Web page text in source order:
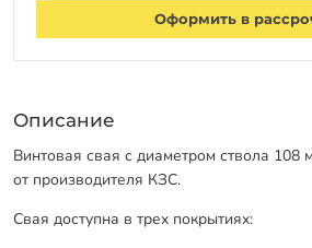
Оформить в
Описание
Винтовая свая с диаметром ствола 108
от производителя КЗС.
Свая доступна в трех покрытиях: